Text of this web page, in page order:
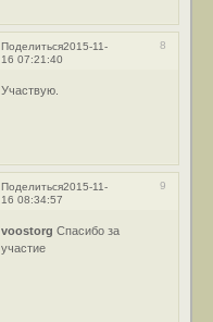
Поделиться 8
2015-11-
16 07:21:40
Участвую.
Поделиться 9
2015-11-
16 08:34:57
voostorg Спасибо за
участие